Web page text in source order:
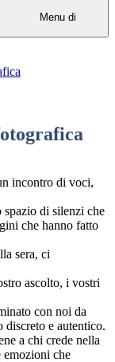
Menu di
incontro di voci,
di silenzi che
che hanno fatto
sera, ci
ascolto, i vostri
con noi da
discreto e autentico.
a chi crede nella
emozioni che